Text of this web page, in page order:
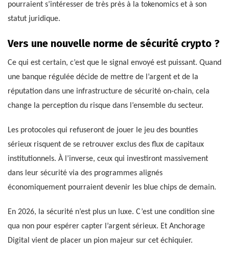
pourraient s’intéresser de très près à la tokenomics et à son
statut juridique.
Vers une nouvelle norme de sécurité crypto ?
Ce qui est certain, c’est que le signal envoyé est puissant. Quand
une banque régulée décide de mettre de l’argent et de la
réputation dans une infrastructure de sécurité on-chain, cela
change la perception du risque dans l’ensemble du secteur.
Les protocoles qui refuseront de jouer le jeu des bounties
sérieux risquent de se retrouver exclus des flux de capitaux
institutionnels. À l’inverse, ceux qui investiront massivement
dans leur sécurité via des programmes alignés
économiquement pourraient devenir les blue chips de demain.
En 2026, la sécurité n’est plus un luxe. C’est une condition sine
qua non pour espérer capter l’argent sérieux. Et Anchorage
Digital vient de placer un pion majeur sur cet échiquier.